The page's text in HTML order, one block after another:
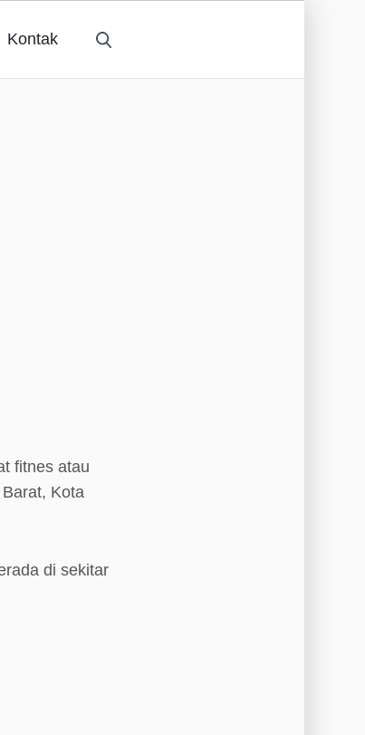
Kontak
fitnes atau
Kota
di sekitar